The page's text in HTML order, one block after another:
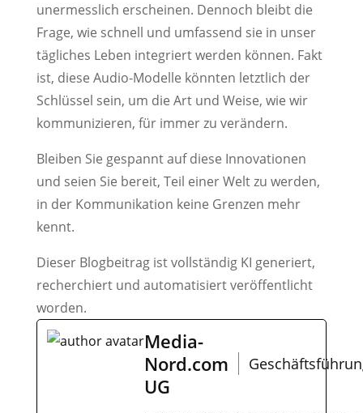
unermesslich erscheinen. Dennoch bleibt die
Frage, wie schnell und umfassend sie in unser
tägliches Leben integriert werden können. Fakt
ist, diese Audio-Modelle könnten letztlich der
Schlüssel sein, um die Art und Weise, wie wir
kommunizieren, für immer zu verändern.
Bleiben Sie gespannt auf diese Innovationen
und seien Sie bereit, Teil einer Welt zu werden,
in der Kommunikation keine Grenzen mehr
kennt.
Dieser Blogbeitrag ist vollständig KI generiert,
recherchiert und automatisiert veröffentlicht
worden.
Media-
Nord.com
UG